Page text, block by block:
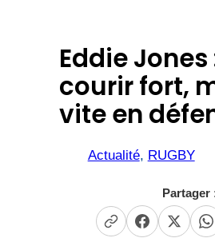
Eddie Jones
courir fort,
vite en
Actualité, RUGBY
Partager